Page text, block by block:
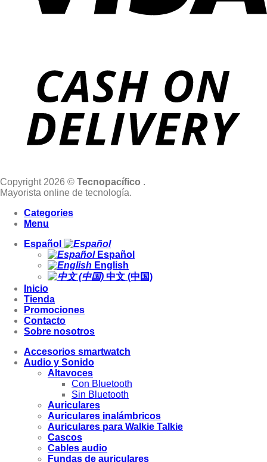
Copyright 2026 © Tecnopacífico .
Mayorista online de tecnología.
Categories
Menu
Español
Español
English
中文 (中国)
Inicio
Tienda
Promociones
Contacto
Sobre nosotros
Accesorios smartwatch
Audio y Sonido
Altavoces
Con Bluetooth
Sin Bluetooth
Auriculares
Auriculares inalámbricos
Auriculares para Walkie Talkie
Cascos
Cables audio
Fundas de auriculares